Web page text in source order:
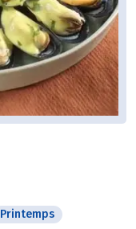
Printemps